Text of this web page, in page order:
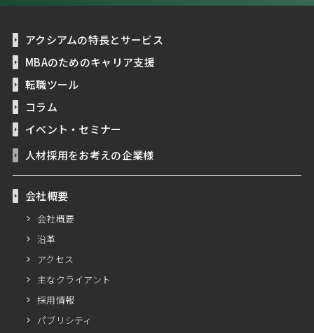
アクシアムの特長とサービス
MBAのためのキャリア支援
転職ツール
コラム
イベント・セミナー
人材採用をお考えの企業様
会社概要
会社概要
沿革
アクセス
主なクライアント
採用情報
パブリシティ